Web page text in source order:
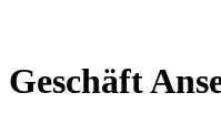
Geschäft